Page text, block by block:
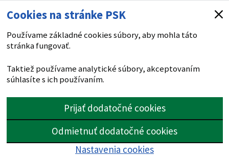
Cookies na stránke PSK
Používame základné cookies súbory, aby mohla táto
stránka fungovať.
Taktiež používame analytické súbory, akceptovaním
súhlasíte s ich používaním.
Prijať dodatočné cookies
Odmietnuť dodatočné cookies
Nastavenia cookies